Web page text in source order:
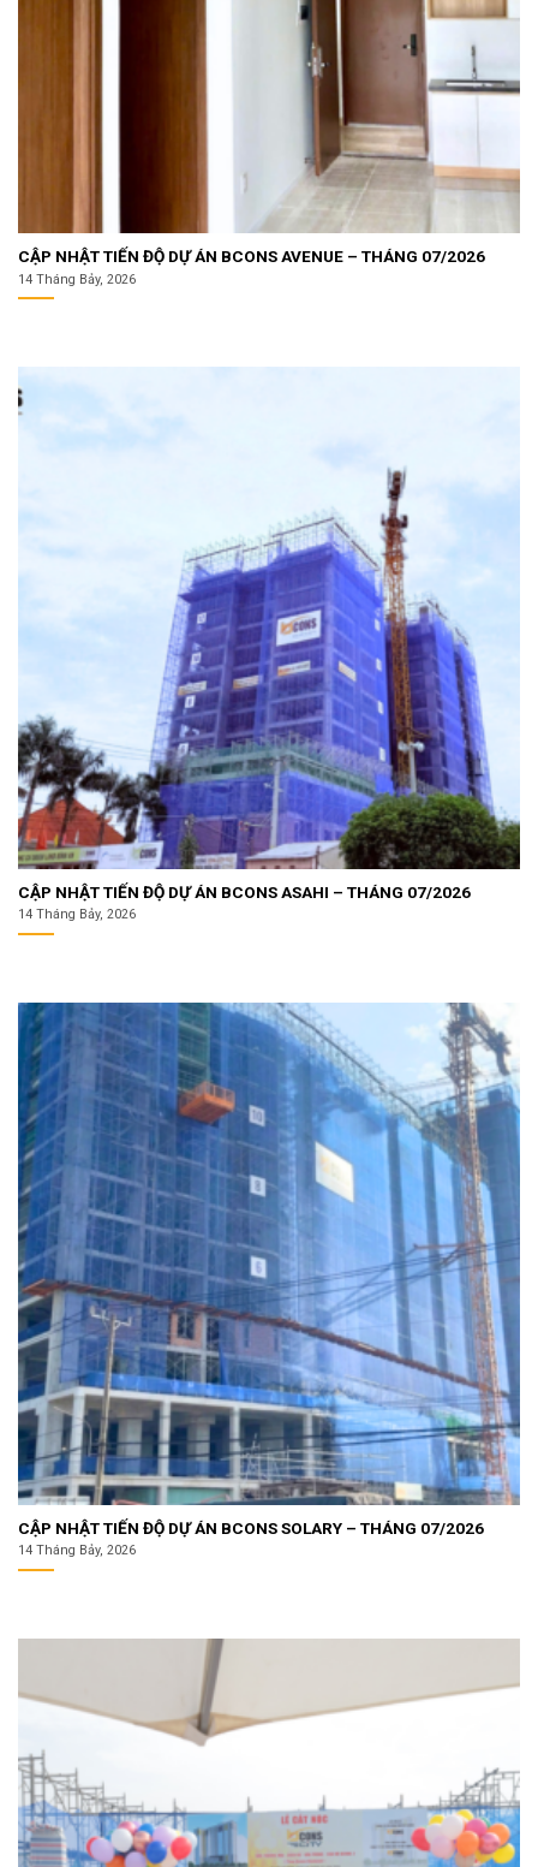
CẬP NHẬT TIẾN ĐỘ DỰ ÁN BCONS AVENUE – THÁNG 07/2026
14 Tháng Bảy, 2026
CẬP NHẬT TIẾN ĐỘ DỰ ÁN BCONS ASAHI – THÁNG 07/2026
14 Tháng Bảy, 2026
CẬP NHẬT TIẾN ĐỘ DỰ ÁN BCONS SOLARY – THÁNG 07/2026
14 Tháng Bảy, 2026